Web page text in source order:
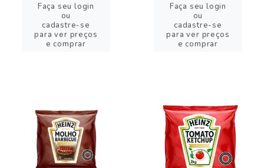
Faça seu login
ou
cadastre-se
para ver preços
e comprar
Faça seu login
ou
cadastre-se
para ver preços
e comprar